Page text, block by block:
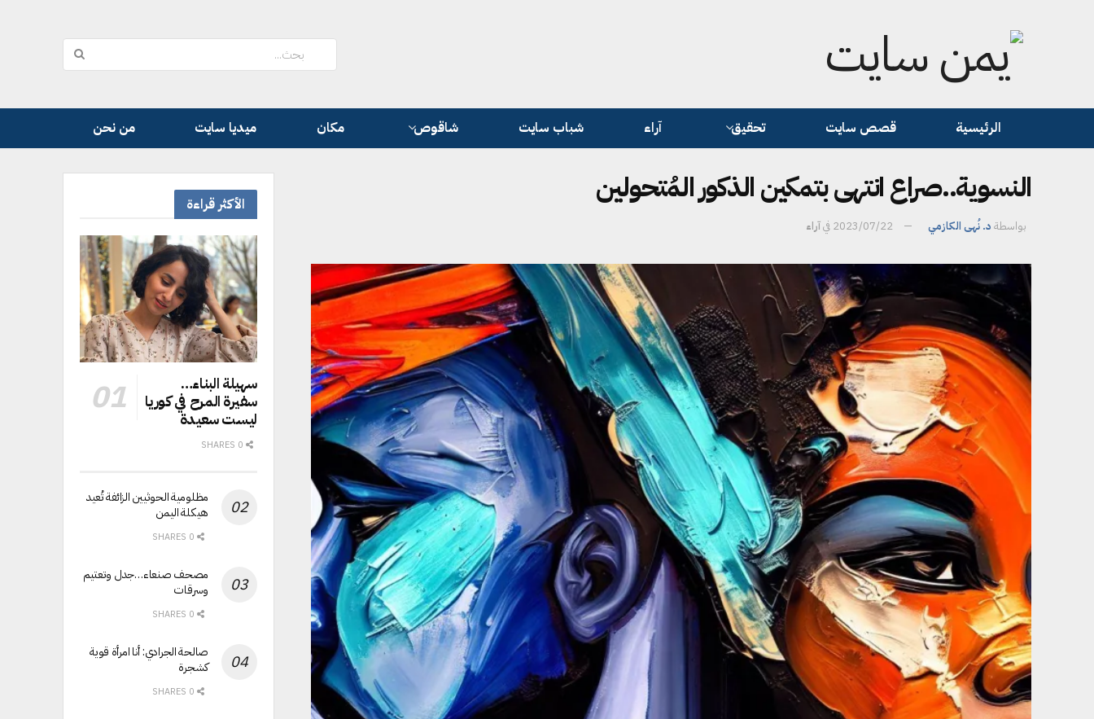
الرئيسية قصص سايت تحقيق آراء شباب سايت شاقوص مكان ميديا سايت من نحن
النسوية..صراع انتهى بتمكين الذكور المُتحولين
بواسطة د. نُهى الكازمي 2023/07/22 فيآراء
الأكثر قراءة
سهيلة البناء…
سفيرة المرح في كوريا
ليست سعيدة
مظلومية الحوثيين الزائفة تُعيد
هيكلة اليمن
مصحف صنعاء…جدل وتعتيم
وسرقات
صالحة الجرادي: أنا امرأة قوية
كشجرة